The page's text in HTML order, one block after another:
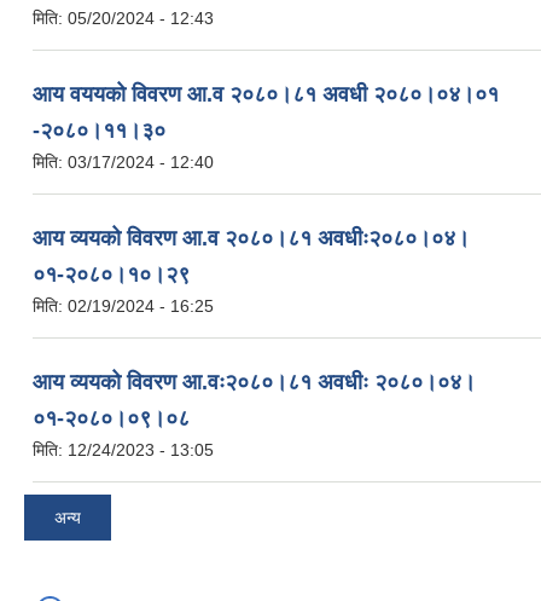
मिति: 05/20/2024 - 12:43
आय वययको विवरण आ.व २०८०।८१ अवधी २०८०।०४।०१
-२०८०।११।३०
मिति: 03/17/2024 - 12:40
आय व्ययको विवरण आ.व २०८०।८१ अवधीः२०८०।०४।
०१-२०८०।१०।२९
मिति: 02/19/2024 - 16:25
आय व्ययको विवरण आ.वः२०८०।८१ अवधीः २०८०।०४।
०१-२०८०।०९।०८
मिति: 12/24/2023 - 13:05
अन्य